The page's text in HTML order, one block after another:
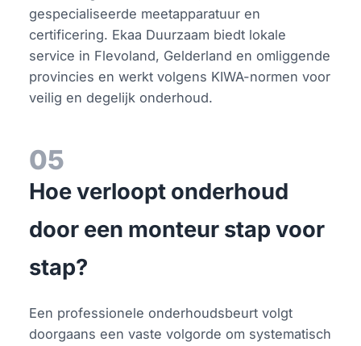
gespecialiseerde meetapparatuur en
certificering. Ekaa Duurzaam biedt lokale
service in Flevoland, Gelderland en omliggende
provincies en werkt volgens KIWA-normen voor
veilig en degelijk onderhoud.
05
Hoe verloopt onderhoud
door een monteur stap voor
stap?
Een professionele onderhoudsbeurt volgt
doorgaans een vaste volgorde om systematisch